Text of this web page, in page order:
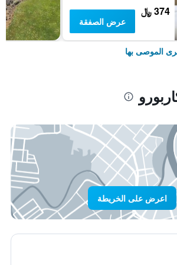
374 ﷼
عرض الصفقة
الموصى بها
اعرض على الخريطة